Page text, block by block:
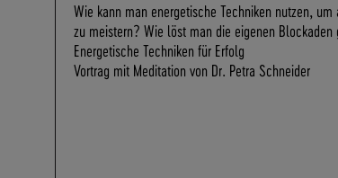
Wie kann man energetische Techniken nutzen,
zu meistern? Wie löst man die eigenen Blockaden
Energetische Techniken für Erfolg
Vortrag mit Meditation von Dr. Petra Schneider